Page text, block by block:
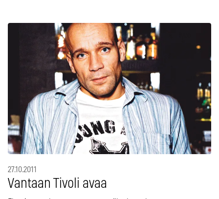
27.10.2011
Vantaan Tivoli avaa